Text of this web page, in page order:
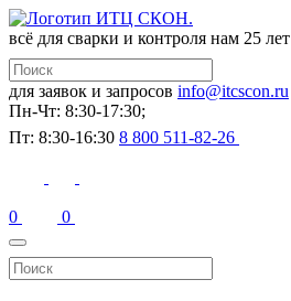
всё для сварки и контроля нам 25 лет
для заявок и запросов info@itcscon.ru
Пн-Чт: 8:30-17:30;
Пт: 8:30-16:30 8 800 511-82-26
0 0